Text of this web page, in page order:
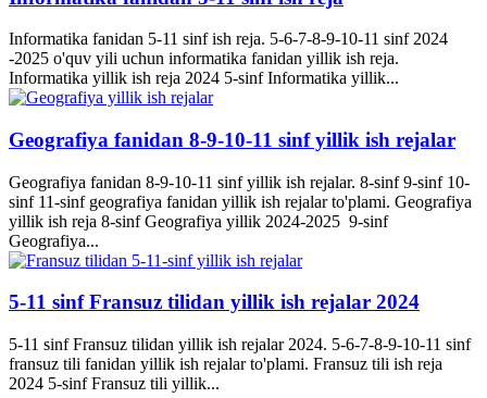
Informatika fanidan 5-11 sinf ish reja. 5-6-7-8-9-10-11 sinf 2024
-2025 o'quv yili uchun informatika fanidan yillik ish reja.
Informatika yillik ish reja 2024 5-sinf Informatika yillik...
Geografiya fanidan 8-9-10-11 sinf yillik ish rejalar
Geografiya fanidan 8-9-10-11 sinf yillik ish rejalar. 8-sinf 9-sinf 10-
sinf 11-sinf geografiya fanidan yillik ish rejalar to'plami. Geografiya
yillik ish reja 8-sinf Geografiya yillik 2024-2025 9-sinf
Geografiya...
5-11 sinf Fransuz tilidan yillik ish rejalar 2024
5-11 sinf Fransuz tilidan yillik ish rejalar 2024. 5-6-7-8-9-10-11 sinf
fransuz tili fanidan yillik ish rejalar to'plami. Fransuz tili ish reja
2024 5-sinf Fransuz tili yillik...